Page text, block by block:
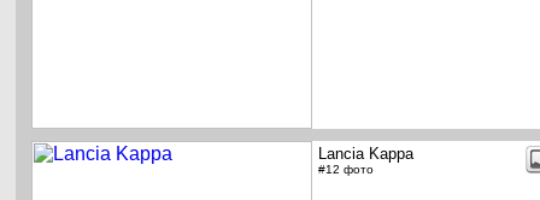
Lancia Kappa
#12 фото